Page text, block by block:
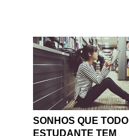
SONHOS QUE TODO
ESTUDANTE TEM